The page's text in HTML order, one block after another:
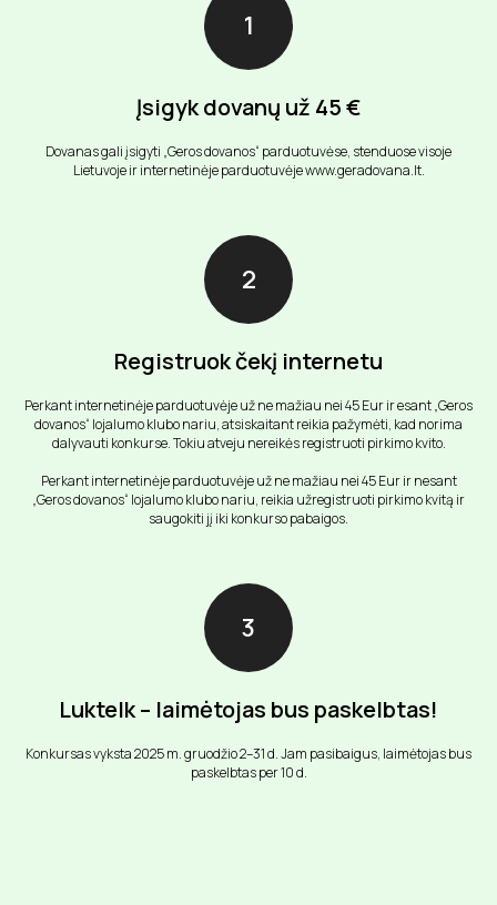
Įsigyk dovanų už 45 €
Dovanas gali įsigyti „Geros dovanos“ parduotuvėse, stenduose visoje
Lietuvoje ir internetinėje parduotuvėje www.geradovana.lt.
Registruok čekį internetu
Perkant internetinėje parduotuvėje už ne mažiau nei 45 Eur ir esant „Geros
dovanos“ lojalumo klubo nariu, atsiskaitant reikia pažymėti, kad norima
dalyvauti konkurse. Tokiu atveju nereikės registruoti pirkimo kvito.
Perkant internetinėje parduotuvėje už ne mažiau nei 45 Eur ir nesant
„Geros dovanos“ lojalumo klubo nariu, reikia užregistruoti pirkimo kvitą ir
saugokiti jį iki konkurso pabaigos.
Luktelk – laimėtojas bus paskelbtas!
Konkursas vyksta 2025 m. gruodžio 2–31 d. Jam pasibaigus, laimėtojas bus
paskelbtas per 10 d.